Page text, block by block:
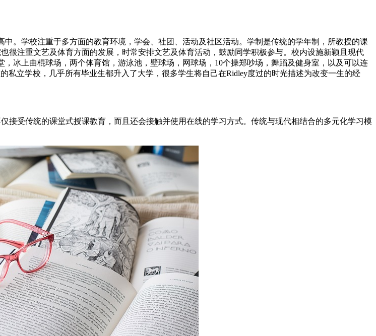
。学校注重于多方面的教育环境，学会、社团、活动及社区活动。学制是传统的学年制，所教授的课
很注重文艺及体育方面的发展，时常安排文艺及体育活动，鼓励同学积极参与。校内设施新颖且现代
冰上曲棍球场，两个体育馆，游泳池，壁球场，网球场，10个操郑吵场，舞蹈及健身室，以及可以连
私立学校，几乎所有毕业生都升入了大学，很多学生将自己在Ridley度过的时光描述为改变一生的经
受传统的课堂式授课教育，而且还会接触并使用在线的学习方式。传统与现代相结合的多元化学习模